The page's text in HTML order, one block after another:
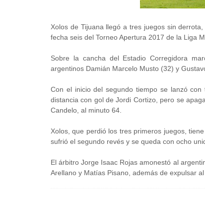
Xolos de Tijuana llegó a tres juegos sin
fecha seis del Torneo Apertura 2017 de la Liga
Sobre la cancha del Estadio Corregidora
argentinos Damián Marcelo Musto (32) y
Con el inicio del segundo tiempo se lanzó
distancia con gol de Jordi Cortizo, pero se
Candelo, al minuto 64.
Xolos, que perdió los tres primeros juegos,
sufrió el segundo revés y se queda con ocho
El árbitro Jorge Isaac Rojas amonestó al
Arellano y Matías Pisano, además de expulsar